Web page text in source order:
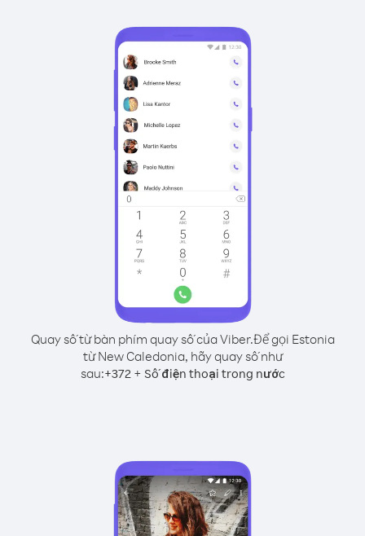
Quay số từ bàn phím quay số của Viber.Để gọi Estonia
từ New Caledonia, hãy quay số như
sau:+372+ Số điện thoại trong nước